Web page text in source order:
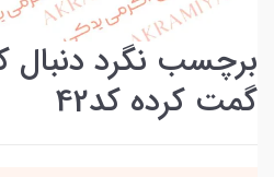
برچسب نگرد
گمت کرده کد42